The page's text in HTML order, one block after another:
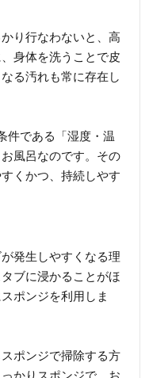
り行なわないと、高
身体を洗うことで皮
る汚れも常に存在し
件である「湿度・温
風呂なのです。その
くかつ、持続しやす
発生しやすくなる理
ブに浸かることがほ
ポンジを利用しま
ポンジで掃除する方